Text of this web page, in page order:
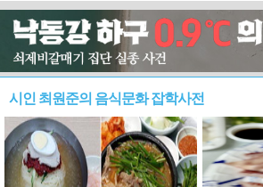
시인 최원준의 음식문화 잡학사전